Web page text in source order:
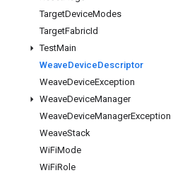
TargetDeviceModes
TargetFabricId
TestMain
WeaveDeviceDescriptor
WeaveDeviceException
WeaveDeviceManager
WeaveDeviceManagerException
WeaveStack
WiFiMode
WiFiRole